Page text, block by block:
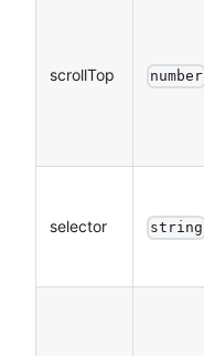
scrollTop number
selector string